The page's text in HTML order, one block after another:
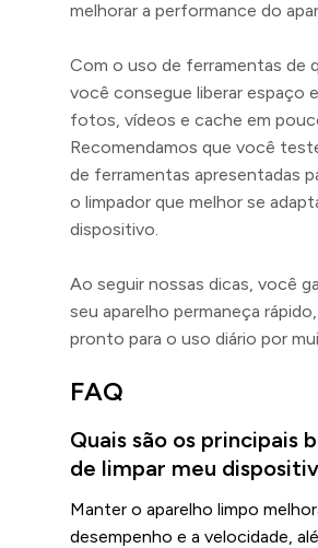
melhorar a performance do
Com o uso de ferramentas de
você consegue liberar espaço
fotos, vídeos e cache em
Recomendamos que você
de ferramentas apresentadas
o limpador que melhor se
dispositivo.
Ao seguir nossas dicas, você
seu aparelho permaneça
pronto para o uso diário por
FAQ
Quais são os principais
de limpar meu
Manter o aparelho limpo
desempenho e a velocidade,